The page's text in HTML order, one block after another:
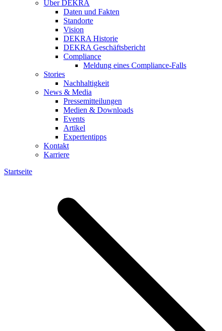
Über DEKRA
Daten und Fakten
Standorte
Vision
DEKRA Historie
DEKRA Geschäftsbericht
Compliance
Meldung eines Compliance-Falls
Stories
Nachhaltigkeit
News & Media
Pressemitteilungen
Medien & Downloads
Events
Artikel
Expertentipps
Kontakt
Karriere
Startseite